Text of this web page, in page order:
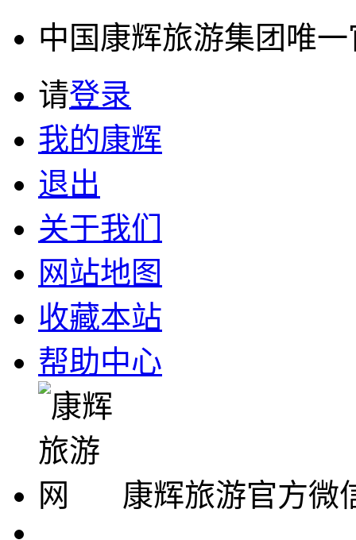
中国康辉旅游集团唯
请登录
我的康辉
退出
关于我们
网站地图
收藏本站
帮助中心
康辉旅游官方微